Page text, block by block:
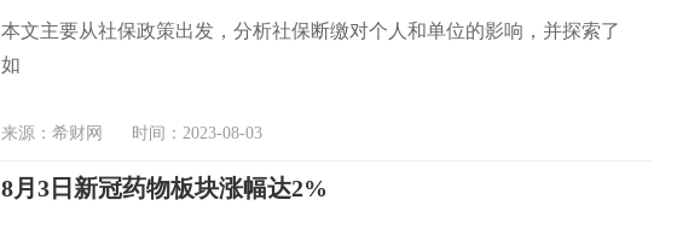
本文主要从社保政策出发，分析社保断缴对个人和单位的影响，并探索了
如
来源：希财网 时间：2023-08-03
8月3日新冠药物板块涨幅达2%